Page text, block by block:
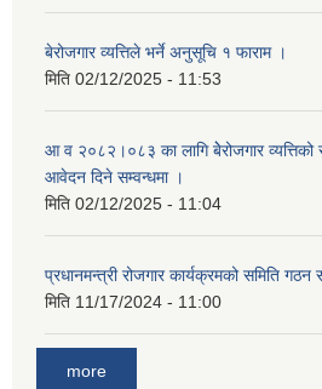
बेरोजगार व्यत्तिले भर्ने अनुसूचि १ फाराम ।
मिति 02/12/2025 - 11:53
आ व २०८२।०८३ का लागि बेेरोजगार व्यत्तिको
आवेदन दिने सम्वन्धमा ।
मिति 02/12/2025 - 11:04
प्रधानमन्त्री रोजगार कार्यक्रमको समिति गठन
मिति 11/17/2024 - 11:00
more